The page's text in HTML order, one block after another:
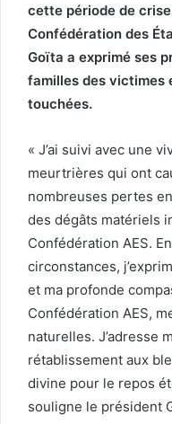
cette période de
Confédération des
Goïta a exprimé ses
familles des victimes
touchées.
« J’ai suivi avec une
meurtrières qui ont
nombreuses pertes
des dégâts matériels
Confédération AES.
circonstances,
et ma profonde
Confédération AES,
naturelles. J’adresse
rétablissement aux
divine pour le repos
souligne le président